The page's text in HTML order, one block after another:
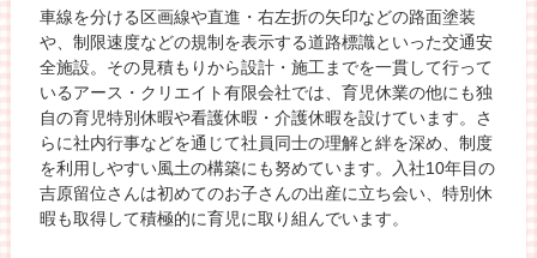
車線を分ける区画線や直進・右左折の矢印などの路面塗装
や、制限速度などの規制を表示する道路標識といった交通安
全施設。その見積もりから設計・施工までを一貫して行って
いるアース・クリエイト有限会社では、育児休業の他にも独
自の育児特別休暇や看護休暇・介護休暇を設けています。さ
らに社内行事などを通じて社員同士の理解と絆を深め、制度
を利用しやすい風土の構築にも努めています。入社10年目の
吉原留位さんは初めてのお子さんの出産に立ち会い、特別休
暇も取得して積極的に育児に取り組んでいます。